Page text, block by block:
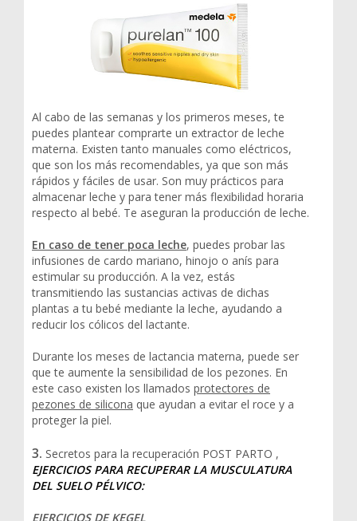
Al cabo de las semanas y los primeros meses, te
puedes plantear comprarte un extractor de leche
materna. Existen tanto manuales como eléctricos,
que son los más recomendables, ya que son más
rápidos y fáciles de usar. Son muy prácticos para
almacenar leche y para tener más flexibilidad horaria
respecto al bebé. Te aseguran la producción de leche.
En caso de tener poca leche, puedes probar las
infusiones de cardo mariano, hinojo o anís para
estimular su producción. A la vez, estás
transmitiendo las sustancias activas de dichas
plantas a tu bebé mediante la leche, ayudando a
reducir los cólicos del lactante.
Durante los meses de lactancia materna, puede ser
que te aumente la sensibilidad de los pezones. En
este caso existen los llamados protectores de
pezones de silicona que ayudan a evitar el roce y a
proteger la piel.
3. Secretos para la recuperación POST PARTO ,
EJERCICIOS PARA RECUPERAR LA MUSCULATURA
DEL SUELO PÉLVICO:
EJERCICIOS DE KEGEL